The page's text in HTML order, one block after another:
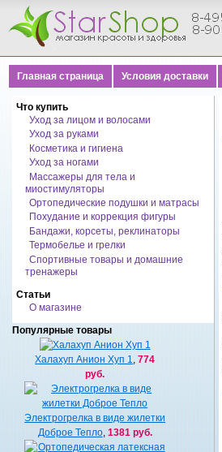
Главная страница Условия доставки
Что купить
Уход за лицом и волосами
Уход за руками
Косметика и гигиена
Уход за ногами
Массажеры для тела и
миостимуляторы
Ортопедические подушки и матрасы
Похудание и коррекция фигуры
Бандажи, корсеты, реклинаторы
Термобелье и грелки
Спортивные товары и домашние
тренажеры
Статьи
О магазине
Популярные товары
Халахуп Анион Хуп 1 ,774
руб.
Электрогрелка в виде жилетки
Доброе Тепло, 1381 руб.